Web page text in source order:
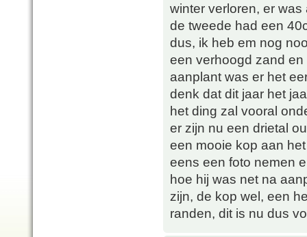
winter verloren, er
de tweede had een
dus, ik heb em nog
een verhoogd zand
aanplant was er het
denk dat dit jaar het
het ding zal vooral
er zijn nu een drietal
een mooie kop aan
eens een foto nemen
hoe hij was net na
zijn, de kop wel, een
randen, dit is nu dus